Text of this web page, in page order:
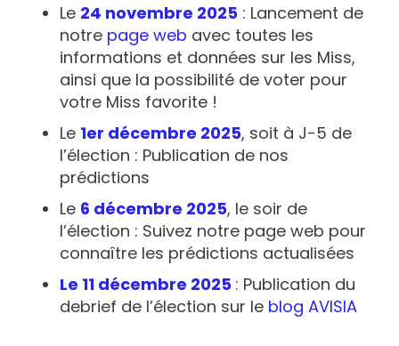
Le 24 novembre 2025 : Lancement de
notre page web avec toutes les
informations et données sur les Miss,
ainsi que la possibilité de voter pour
votre Miss favorite !
Le 1er décembre 2025, soit à J-5 de
l’élection : Publication de nos
prédictions
Le 6 décembre 2025, le soir de
l’élection : Suivez notre page web pour
connaître les prédictions actualisées
Le 11 décembre 2025 : Publication du
debrief de l’élection sur le blog AVISIA